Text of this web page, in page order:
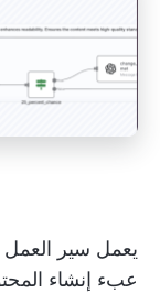
يعمل سير العمل
عبء إنشاء